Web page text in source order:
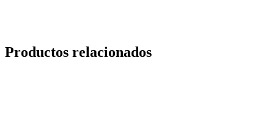
Productos relacionados